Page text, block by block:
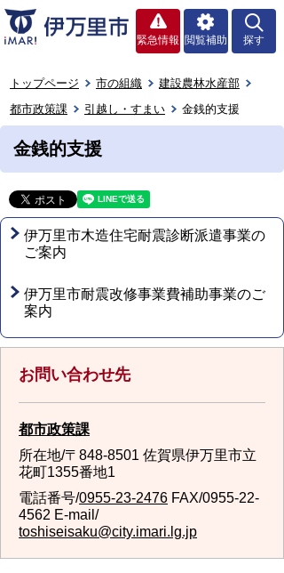
緊急情報 閲覧補助 探す
トップページ 市の組織
建設農林水産部
都市政策課
引越し・すまい 金銭的支援
金銭的支援
伊万里市木造住宅耐震診断派遣事業の
ご案内
伊万里市耐震改修事業費補助事業のご
案内
お問い合わせ先
都市政策課
所在地/〒848-8501 佐賀県伊万里市立
花町1355番地1
電話番号/0955-23-2476 FAX/0955-22-
4562 E-mail/
toshiseisaku@city.imari.lg.jp